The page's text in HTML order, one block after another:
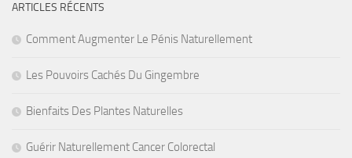
ARTICLES RÉCENTS
Comment Augmenter Le Pénis Naturellement
Les Pouvoirs Cachés Du Gingembre
Bienfaits Des Plantes Naturelles
Guérir Naturellement Cancer Colorectal